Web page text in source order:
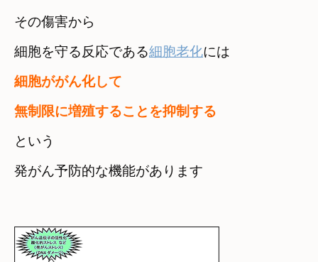
その傷害から
細胞を守る反応である細胞老化には
細胞ががん化して
無制限に増殖することを抑制する
という
発がん予防的な機能があります